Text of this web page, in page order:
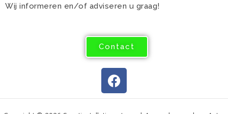
Wij informeren en/of adviseren u graag!
Contact
F
a
c